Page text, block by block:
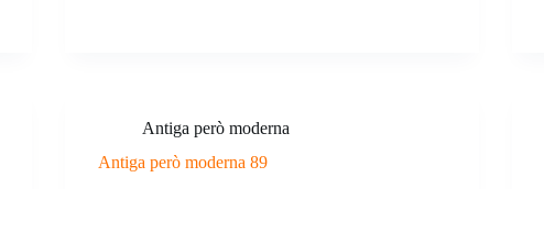
Antiga però moderna
Antiga però moderna 89